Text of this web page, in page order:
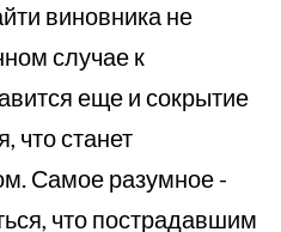
виновника не
случае к
еще и сокрытие
что станет
Самое разумное -
что пострадавшим